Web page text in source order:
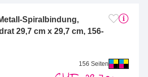
Spiralbindung,
29,7 cm x 29,7 cm, 156-
156 Seiten